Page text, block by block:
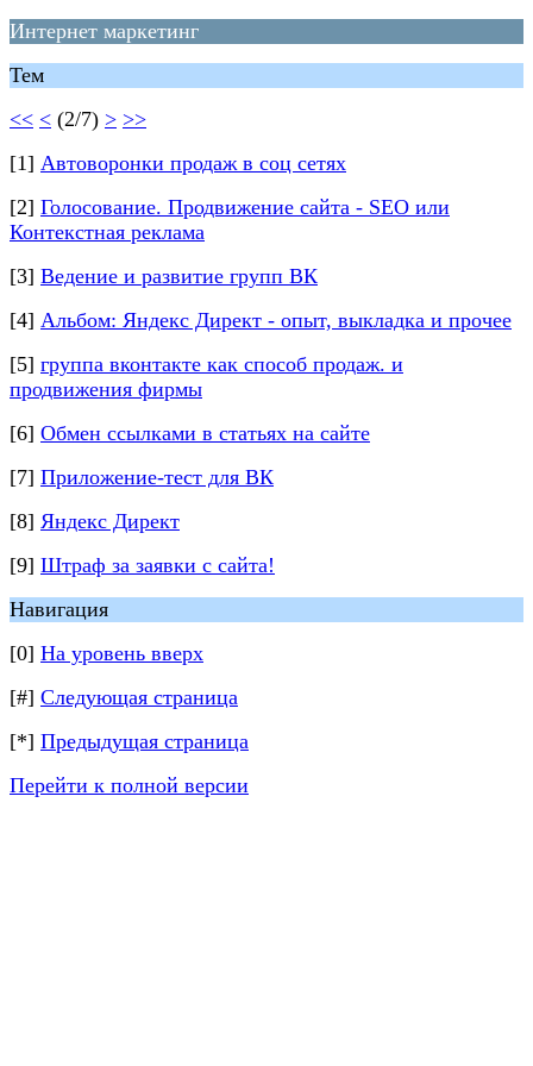
Интернет маркетинг
Тем
<< < (2/7) > >>
[1] Автоворонки продаж в соц сетях
[2] Голосование. Продвижение сайта - SEO или
Контекстная реклама
[3] Ведение и развитие групп ВК
[4] Альбом: Яндекс Директ - опыт, выкладка и прочее
[5] группа вконтакте как способ продаж. и
продвижения фирмы
[6] Обмен ссылками в статьях на сайте
[7] Приложение-тест для ВК
[8] Яндекс Директ
[9] Штраф за заявки с сайта!
Навигация
[0] На уровень вверх
[#] Следующая страница
[*] Предыдущая страница
Перейти к полной версии